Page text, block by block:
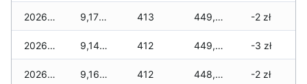
2026-01-29 9,170 zł 413 449,520 zł -2 zł
2026-01-28 9,140 zł 412 449,090 zł -3 zł
2026-01-27 9,160 zł 412 448,875 zł -2 zł